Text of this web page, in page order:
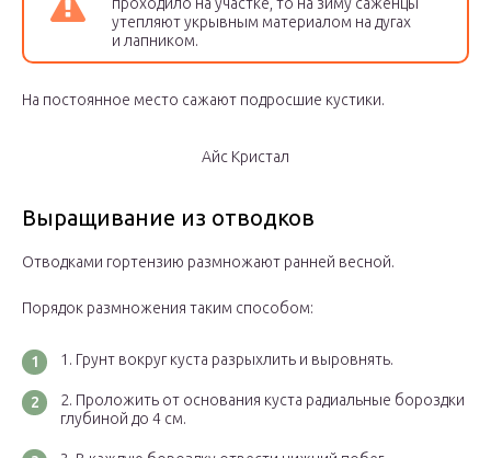
утепляют укрывным материалом на дугах
и лапником.
На постоянное место сажают подросшие кустики.
Айс Кристал
Выращивание из отводков
Отводками гортензию размножают ранней весной.
Порядок размножения таким способом:
Грунт вокруг куста разрыхлить и выровнять.
Проложить от основания куста радиальные бороздки
глубиной до 4 см.